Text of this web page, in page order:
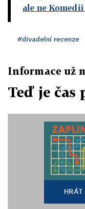
ale ne Komedii
#divadelní recenze
Informace už
Teď je čas
HRÁT